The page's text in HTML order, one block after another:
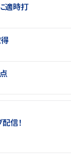
適時打
信！